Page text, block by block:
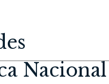
Nacional